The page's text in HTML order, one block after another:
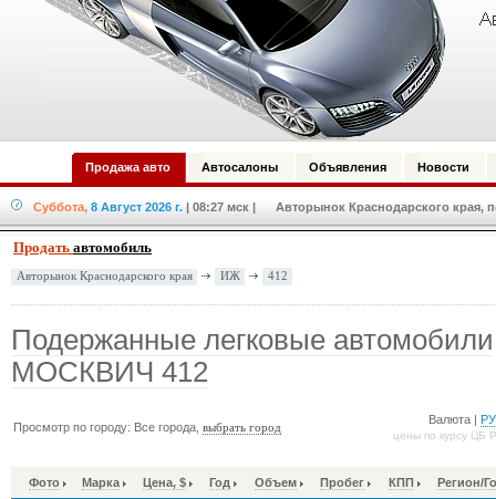
Продажа авто Автосалоны Объявления Новости
Суббота, 8 Август 2026 г. | 08:27 мск | Авторынок Краснодарского края,
Продать автомобиль
Авторынок Краснодарского края ИЖ 412
Подержанные легковые автомобили
МОСКВИЧ 412
Просмотр по городу: Все города,выбрать город
Валюта |
цены по курсу ЦБ
Фото Марка Цена, $ Год Объем Пробег КПП Регион/